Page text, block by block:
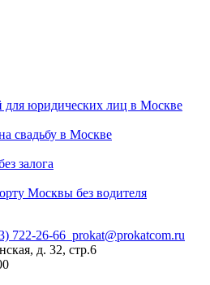
для юридических лиц в Москве
свадьбу в Москве
залога
Москвы без водителя
722-26-66 prokat@prokatcom.ru
д. 32, стр.6